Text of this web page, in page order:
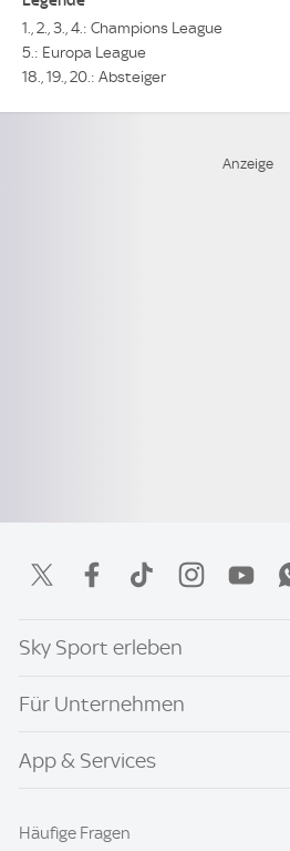
1., 2., 3., 4.: Champions League
5.: Europa League
18., 19., 20.: Absteiger
Sky Sport erleben
Für Unternehmen
App & Services
Häufige Fragen